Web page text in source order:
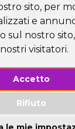
sito, per
e
sul nostro
visitatori.
Accetto
Rifiuto
Quando?
Tutto
SKIPPER
LAST MINUTE